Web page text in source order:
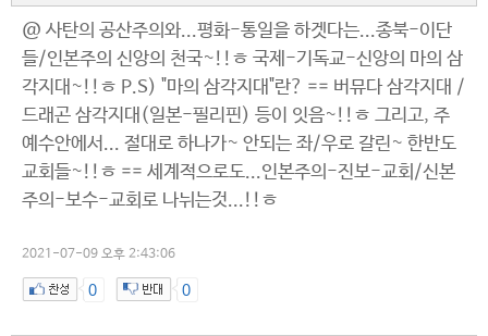
@ 사탄의 공산주의와...평화-통일을 하겟다는...종북-이단
들/인본주의 신앙의 천국~!!ㅎ 국제-기독교-신앙의 마의 삼
각지대~!!ㅎ P.S) "마의 삼각지대"란? == 버뮤다 삼각지대 /
드래곤 삼각지대(일본-필리핀) 등이 잇음~!!ㅎ 그리고, 주
예수안에서... 절대로 하나가~ 안되는 좌/우로 갈린~ 한반도
교회들~!!ㅎ == 세계적으로도...인본주의-진보-교회/신본
주의-보수-교회로 나뉘는것...!!ㅎ
2021-07-09 오후 2:43:06
0 0